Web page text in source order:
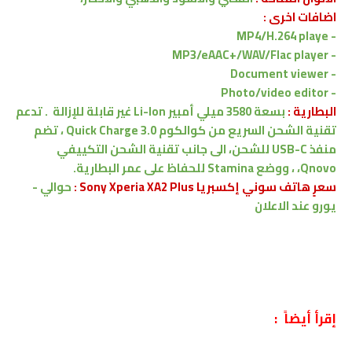
اضافات اخرى :
-
MP4/H.264 playe
-
MP3/eAAC+/WAV/Flac player
- Document viewer
- Photo/video editor
البطارية :بسعة 3580 ميلي أمبير Li-Ion غير قابلة للإزالة .
تدعم
تقنية الشحن السريع من كوالكوم Quick Charge 3.0 ، تضم
منفذ USB-C للشحن، الى جانب تقنية الشحن التكييفي
Qnovo، ، ووضع Stamina للحفاظ على عمر البطارية.
سعرٍ هاتف سوني إكسبريا Sony Xperia XA2 Plus :
حوالي -
يوروعند الاعلان
إقرأ أيضاً :